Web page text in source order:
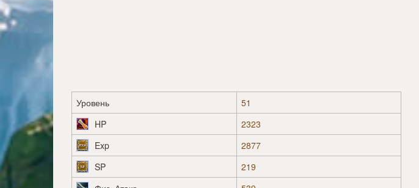
Уровень
51
HP
2323
Exp
2877
SP
219